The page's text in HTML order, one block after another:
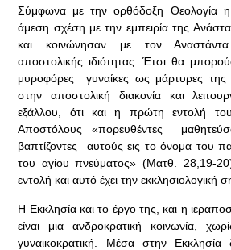
Σύμφωνα με την ορθόδοξη Θεολογία η
άμεση σχέση με την εμπειρία της
και κοινώνησαν με τον
αποστολικής ιδιότητας. Έτσι θα
μυροφόρες γυναίκες ως μάρτυρες της
στην αποστολική διακονία και
εξάλλου, ότι και η πρώτη εντολή
Αποστόλους «πορευθέντες
βαπτίζοντες αυτούς εις το όνομα του
του αγίου πνεύματος» (Ματθ. 28,19-20)
εντολή και αυτό έχει την εκκλησιολογική
Η Εκκλησία και το έργο της, και η
είναι μια ανδροκρατική κοινωνία,
γυναικοκρατική. Μέσα στην Εκκλησία